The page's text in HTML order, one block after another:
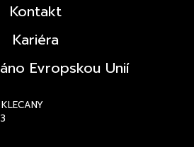
Kontakt
Kariéra
Evropskou Unií